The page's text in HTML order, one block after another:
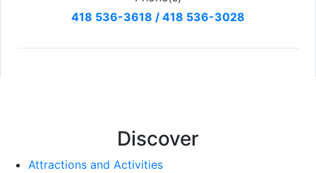
418 536-3618 / 418 536-3028
Discover
Attractions and Activities